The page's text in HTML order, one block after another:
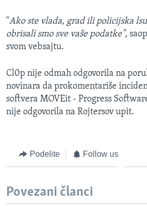
"Ako ste vlada, grad ili policijska
obrisali smo sve vaše podatke",
svom vebsajtu.
Cl0p nije odmah odgovorila na
novinara da prokomentariše
softvera MOVEit - Progress
nije odgovorila na Rojtersov upit.
Podelite Follow us
Povezani članci